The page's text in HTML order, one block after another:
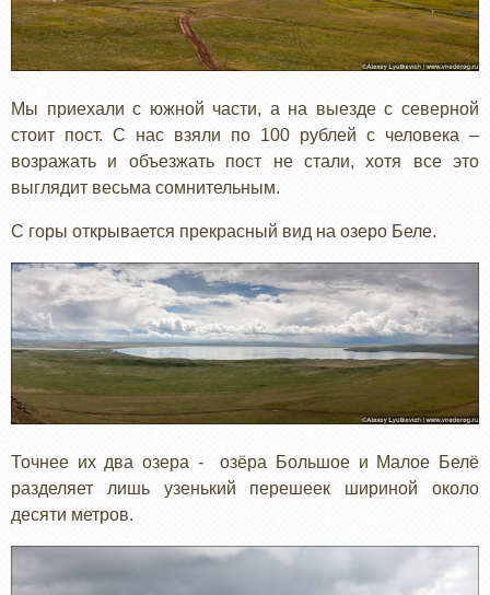
Мы приехали с южной части, а на выезде с северной
стоит пост. С нас взяли по 100 рублей с человека –
возражать и объезжать пост не стали, хотя все это
выглядит весьма сомнительным.
С горы открывается прекрасный вид на озеро Беле.
Точнее их два озера - озёра Большое и Малое Белё
разделяет лишь узенький перешеек шириной около
десяти метров.